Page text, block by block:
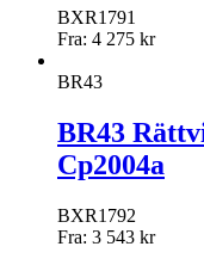
BXR1791
Fra: 4 275 kr
BR43
BR43
Cp2004a
BXR1792
Fra: 3 543 kr